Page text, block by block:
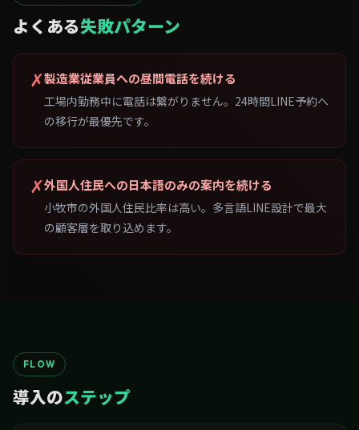
よくある失敗パターン
✗製造業従業員への昼間電話を続ける
工場内勤務中に電話は繋がりません。24時間LINE予約へ
の移行が最優先です。
✗外国人住民への日本語のみの案内を続ける
小牧市の外国人住民比率は高い。多言語LINE設計で最大
の顧客層を取り込めます。
FLOW
導入のステップ